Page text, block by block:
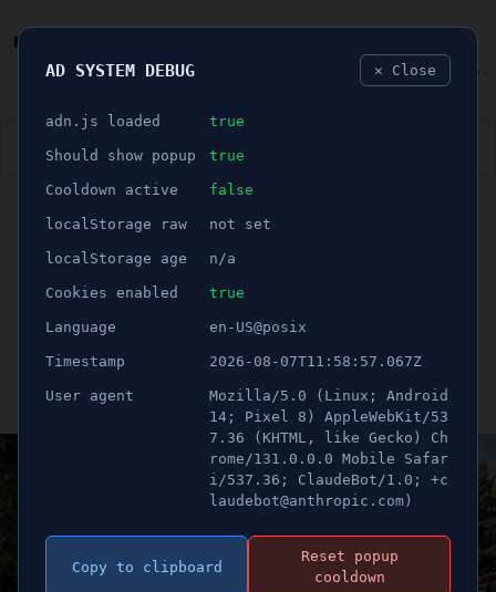
👮🏻‍♂️ BLÅLJUS ÅSIKTER SPORT
ANNONS
Bolaget tar över
busstrafiken -
miljardsatsning väntar
Publicerad 24 april 2025 16:00
Uppdaterad 21 juni 2026 09:18
AD SYSTEM DEBUG ✕ Close
adn.js loaded true
Should show popup true
Cooldown active false
localStorage raw not set
localStorage age n/a
Cookies enabled true
Language en-US@posix
Timestamp 2026-08-07T11:58:57.067Z
User agent
Mozilla/5.0 (Linux; Android
14; Pixel 8) AppleWebKit/53
7.36 (KHTML, like Gecko) Ch
rome/131.0.0.0 Mobile Safar
i/537.36; ClaudeBot/1.0; +c
laudebot@anthropic.com)
Copy to clipboard
Reset popup
cooldown